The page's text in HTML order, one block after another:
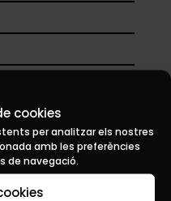
cookies
per analitzar els nostres
amb les preferències
de navegació.